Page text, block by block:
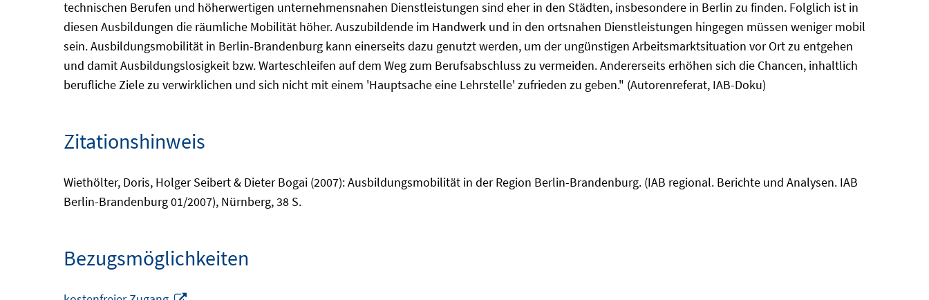
technischen Berufen und höherwertigen unternehmensnahen Dienstleistungen sind eher in den Städten, insbesondere in Berlin zu finden. Folglich ist in
diesen Ausbildungen die räumliche Mobilität höher. Auszubildende im Handwerk und in den ortsnahen Dienstleistungen hingegen müssen weniger mobil
sein. Ausbildungsmobilität in Berlin-Brandenburg kann einerseits dazu genutzt werden, um der ungünstigen Arbeitsmarktsituation vor Ort zu entgehen
und damit Ausbildungslosigkeit bzw. Warteschleifen auf dem Weg zum Berufsabschluss zu vermeiden. Andererseits erhöhen sich die Chancen, inhaltlich
berufliche Ziele zu verwirklichen und sich nicht mit einem 'Hauptsache eine Lehrstelle' zufrieden zu geben." (Autorenreferat, IAB-Doku)
Zitationshinweis
Wiethölter, Doris, Holger Seibert & Dieter Bogai (2007): Ausbildungsmobilität in der Region Berlin-Brandenburg. (IAB regional. Berichte und Analysen. IAB
Berlin-Brandenburg 01/2007), Nürnberg, 38 S.
Bezugsmöglichkeiten